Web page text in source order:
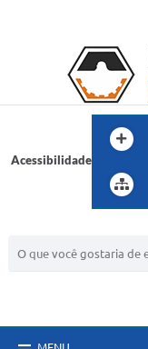
Acessibilidade